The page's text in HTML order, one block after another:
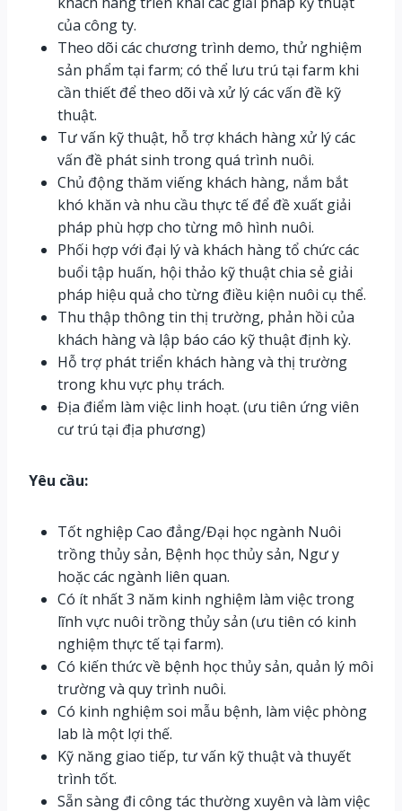
của công ty.
Theo dõi các chương trình demo, thử nghiệm
sản phẩm tại farm; có thể lưu trú tại farm khi
cần thiết để theo dõi và xử lý các vấn đề kỹ
thuật.
Tư vấn kỹ thuật, hỗ trợ khách hàng xử lý các
vấn đề phát sinh trong quá trình nuôi.
Chủ động thăm viếng khách hàng, nắm bắt
khó khăn và nhu cầu thực tế để đề xuất giải
pháp phù hợp cho từng mô hình nuôi.
Phối hợp với đại lý và khách hàng tổ chức các
buổi tập huấn, hội thảo kỹ thuật chia sẻ giải
pháp hiệu quả cho từng điều kiện nuôi cụ thể.
Thu thập thông tin thị trường, phản hồi của
khách hàng và lập báo cáo kỹ thuật định kỳ.
Hỗ trợ phát triển khách hàng và thị trường
trong khu vực phụ trách.
Địa điểm làm việc linh hoạt. (ưu tiên ứng viên
cư trú tại địa phương)
Yêu cầu:
Tốt nghiệp Cao đẳng/Đại học ngành Nuôi
trồng thủy sản, Bệnh học thủy sản, Ngư y
hoặc các ngành liên quan.
Có ít nhất 3 năm kinh nghiệm làm việc trong
lĩnh vực nuôi trồng thủy sản (ưu tiên có kinh
nghiệm thực tế tại farm).
Có kiến thức về bệnh học thủy sản, quản lý môi
trường và quy trình nuôi.
Có kinh nghiệm soi mẫu bệnh, làm việc phòng
lab là một lợi thế.
Kỹ năng giao tiếp, tư vấn kỹ thuật và thuyết
trình tốt.
Sẵn sàng đi công tác thường xuyên và làm việc